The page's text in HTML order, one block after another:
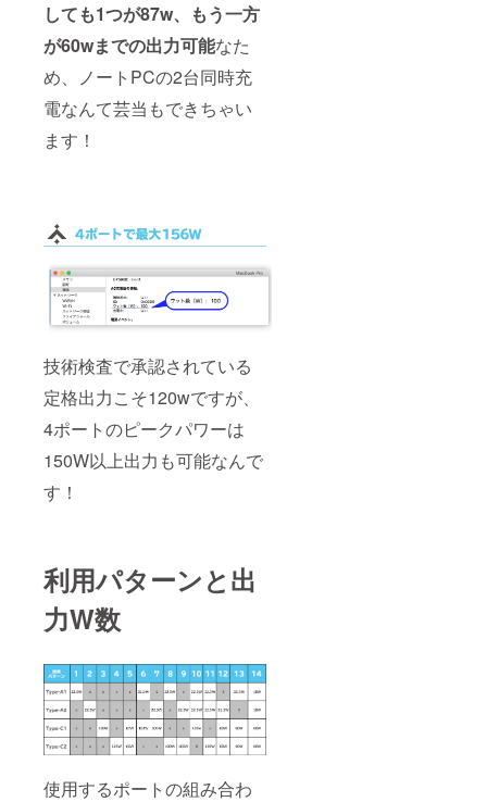
しても1つが87w、もう一方
が60wまでの出力可能なた
め、ノートPCの2台同時充
電なんて芸当もできちゃい
ます！
技術検査で承認されている
定格出力こそ120wですが、
4ポートのピークパワーは
150W以上出力も可能なんで
す！
利用パターンと出
力W数
使用するポートの組み合わ